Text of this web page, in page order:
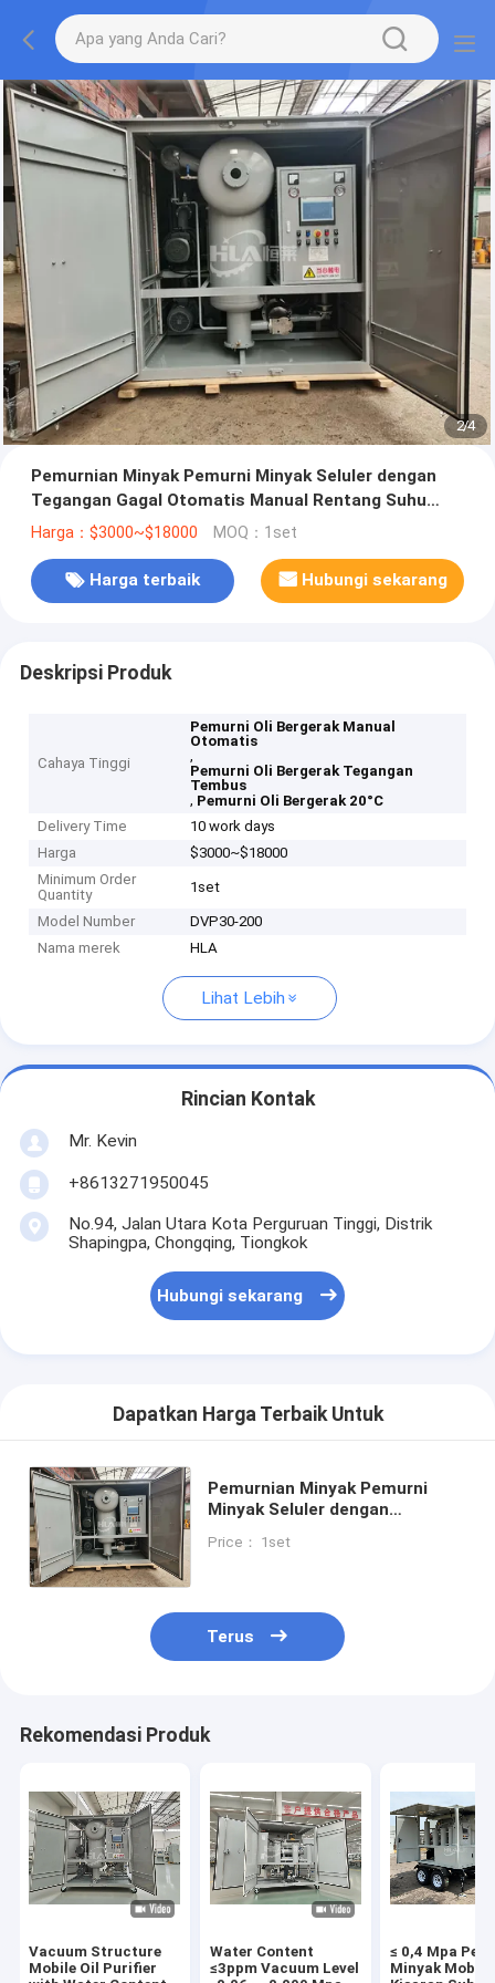
2/4
Pemurnian Minyak Pemurni Minyak Seluler dengan
Tegangan Gagal Otomatis Manual Rentang Suhu
Minyak 20°C 80°C
Harga：$3000~$18000 MOQ：1set
Harga terbaik Hubungi sekarang
Deskripsi Produk
Cahaya Tinggi
Pemurni Oli Bergerak Manual
Otomatis
,
Pemurni Oli Bergerak Tegangan
Tembus
, Pemurni Oli Bergerak 20°C
Delivery Time
10 work days
Harga
$3000~$18000
Minimum Order
Quantity
1set
Model Number
DVP30-200
Nama merek
HLA
Lihat Lebih
Rincian Kontak
Mr. Kevin
+8613271950045
No.94, Jalan Utara Kota Perguruan Tinggi, Distrik
Shapingpa, Chongqing, Tiongkok
Hubungi sekarang
Dapatkan Harga Terbaik Untuk
Pemurnian Minyak Pemurni
Minyak Seluler dengan
Manual Rentang Suhu Minyak
Price： 1set
Terus
Rekomendasi Produk
Vacuum Structure
Mobile Oil Purifier
Water Content
≤3ppm Vacuum Level
≤ 0,4 Mpa
Minyak